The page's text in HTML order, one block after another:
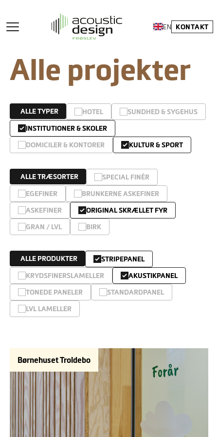
EN KONTAKT
Alle projekter
ALLE TYPER HOTEL
SUNDHED & SYGEHUS
INSTITUTIONER & SKOLER
DOMICILER & KONTORER
KULTUR & SPORT
ALLE TRÆSORTER
SPECIAL FINÉR
EGEFINER
BRUNKERNE ASKEFINER
ASKEFINER
ORIGINAL SKRÆLLET FYR
GRAN / LVL
BIRK
ALLE PRODUKTER
STRIPEPANEL
KRYDSFINERSLAMELLER
AKUSTIKPANEL
TONEDE PANELER
STANDARDPANEL
LVL LAMELLER
Børnehuset Troldebo